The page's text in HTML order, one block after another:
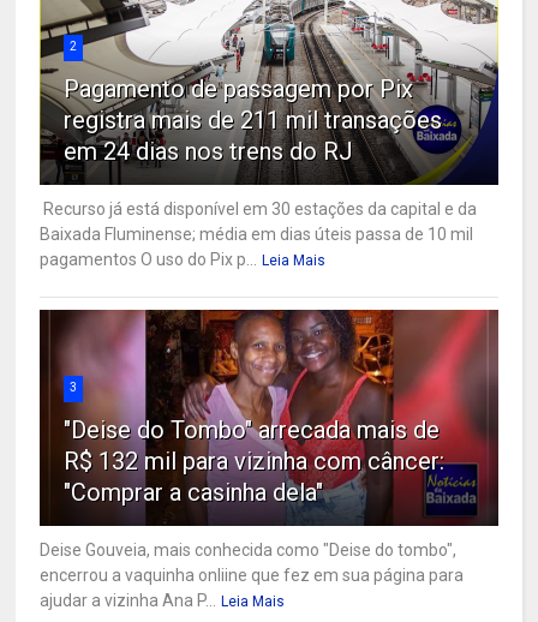
2
Pagamento de passagem por Pix
registra mais de 211 mil transações
em 24 dias nos trens do RJ
Recurso já está disponível em 30 estações da capital e da
Baixada Fluminense; média em dias úteis passa de 10 mil
pagamentos O uso do Pix p...
Leia Mais
3
"Deise do Tombo" arrecada mais de
R$ 132 mil para vizinha com câncer:
"Comprar a casinha dela"
Deise Gouveia, mais conhecida como "Deise do tombo",
encerrou a vaquinha onliine que fez em sua página para
ajudar a vizinha Ana P...
Leia Mais